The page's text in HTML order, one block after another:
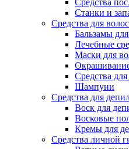
Станки и
Средства для волос
Бальзамы
Лечебные
Маски для
Средства
Шампуни
Средства для
Воск для
Восковые
Кремы для
Средства личной